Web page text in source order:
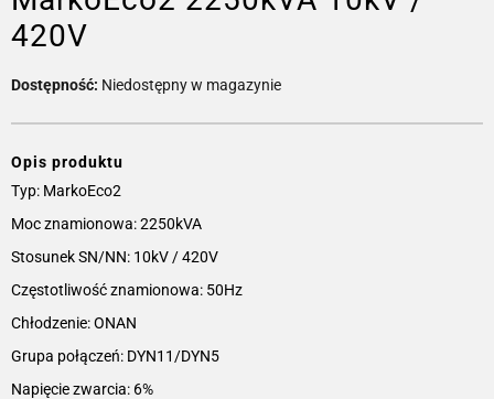
420V
Dostępność: Niedostępny w magazynie
Opis produktu
Typ: MarkoEco2
Moc znamionowa: 2250kVA
Stosunek SN/NN: 10kV / 420V
Częstotliwość znamionowa: 50Hz
Chłodzenie: ONAN
Grupa połączeń: DYN11/DYN5
Napięcie zwarcia: 6%